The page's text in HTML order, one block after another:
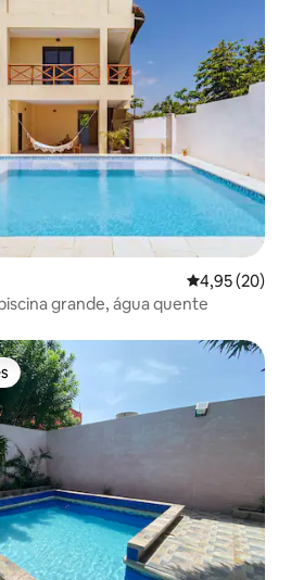
4,95 de uma
4,95 (20)
grande, água quente